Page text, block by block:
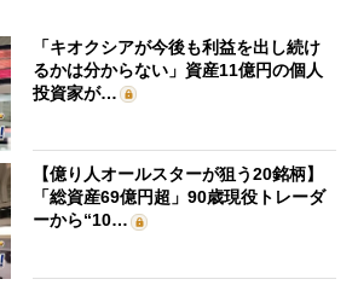
「キオクシアが今後も利益を出し続け
るかは分からない」資産11億円の個人
投資家が…
【億り人オールスターが狙う20銘柄】
「総資産69億円超」90歳現役トレーダ
ーから“10…